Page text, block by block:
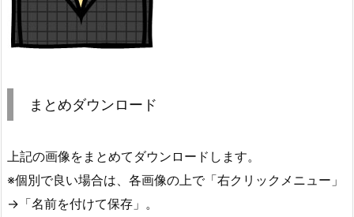
まとめダウンロード
上記の画像をまとめてダウンロードします。
※個別で良い場合は、各画像の上で「右クリックメニュー」
→「名前を付けて保存」。